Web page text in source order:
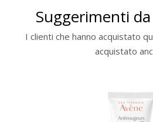
Suggerimenti
I clienti che hanno acquistato
acquistato